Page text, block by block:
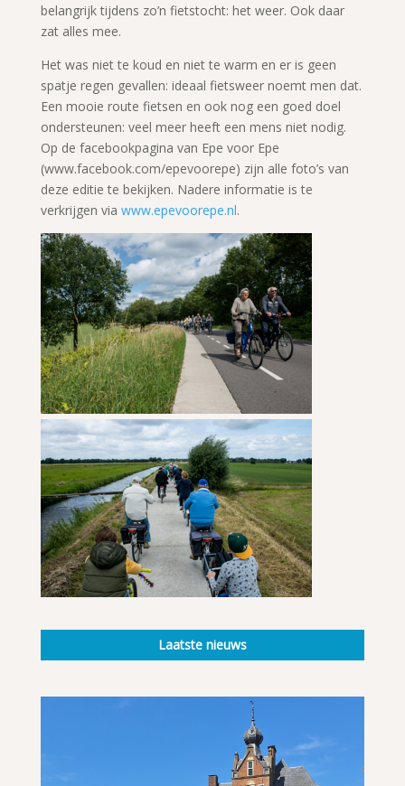
belangrijk tijdens zo’n fietstocht: het weer. Ook daar
zat alles mee.
Het was niet te koud en niet te warm en er is geen
spatje regen gevallen: ideaal fietsweer noemt men dat.
Een mooie route fietsen en ook nog een goed doel
ondersteunen: veel meer heeft een mens niet nodig.
Op de facebookpagina van Epe voor Epe
(www.facebook.com/epevoorepe) zijn alle foto’s van
deze editie te bekijken. Nadere informatie is te
verkrijgen via www.epevoorepe.nl.
Laatste nieuws